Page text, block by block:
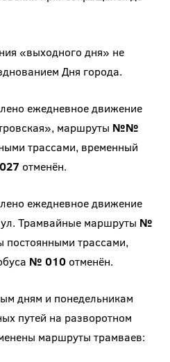
«выходного дня» не
Дня города.
ежедневное движение
маршруты №№
трассами, временный
отменён.
ежедневное движение
Трамвайные маршруты №
трассами,
№ 010отменён.
дням и понедельникам
путей на разворотном
маршруты трамваев: